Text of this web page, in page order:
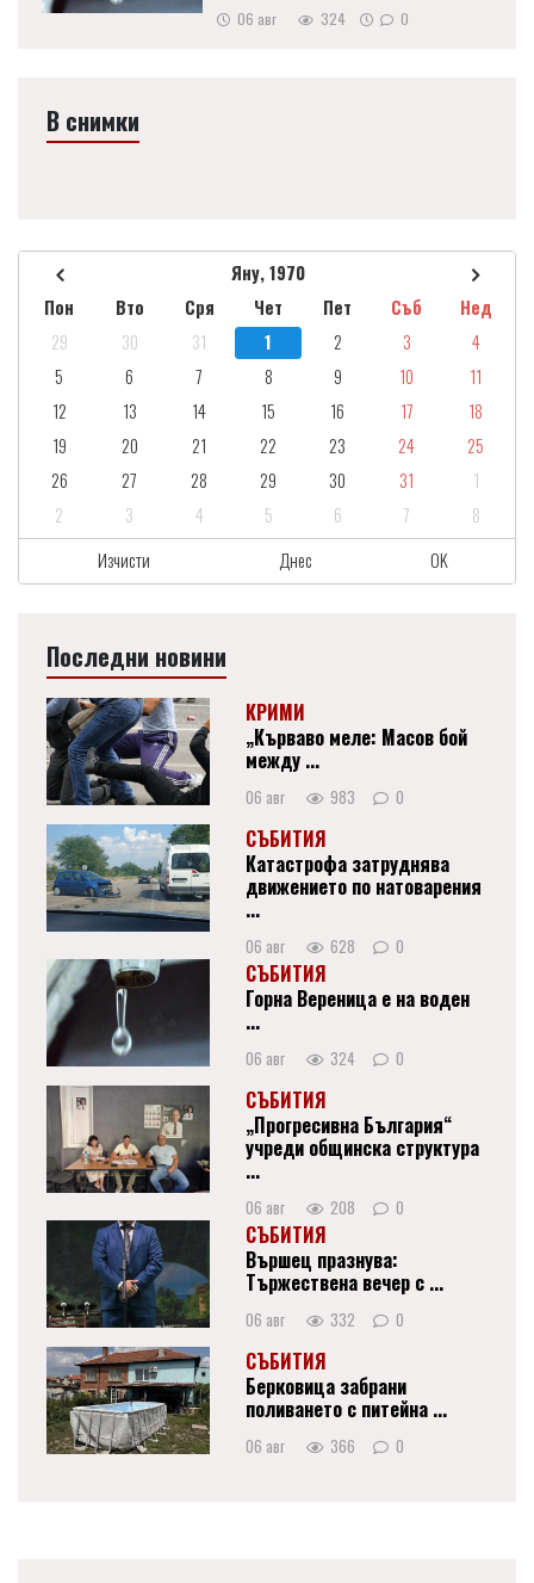
06 авг 324 0
В снимки
Яну, 1970
Пон
Вто Сря Чет Пет Съб
Нед
29
30 31 1 2 3
4
5
6 7 8 9 10
11
12
13 14 15 16 17
18
19
20 21 22 23 24
25
26
27 28 29 30 31
1
2
3 4 5 6 7
8
Изчисти
Днес OK
Последни новини
КРИМИ
„Кърваво меле: Масов бой
между ...
06 авг 983 0
СЪБИТИЯ
Катастрофа затруднява
движението по натоварения
...
06 авг 628 0
СЪБИТИЯ
Горна Вереница е на воден
...
06 авг 324 0
СЪБИТИЯ
„Прогресивна България“
учреди общинска структура
...
06 авг 208 0
СЪБИТИЯ
Вършец празнува:
Тържествена вечер с ...
06 авг 332 0
СЪБИТИЯ
Берковица забрани
поливането с питейна ...
06 авг 366 0